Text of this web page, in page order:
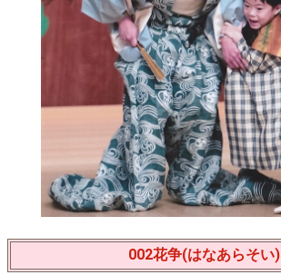
002花争(はなあらそい)